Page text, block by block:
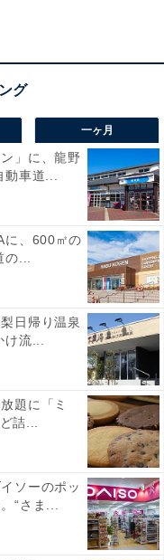
カラー、ジレ、カ
一ヶ月
」に、龍野
車道...
に、600㎡の
...
日帰り温泉
流...
題に「ミ
詰...
ソーのポッ
“さま...